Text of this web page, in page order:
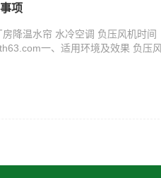
项
降温水帘 水冷空调 负压风机时间
一、适用环境及效果 负压风